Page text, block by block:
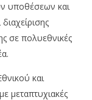
υποθέσεων και
σε πολυεθνικές
και
μεταπτυχιακές